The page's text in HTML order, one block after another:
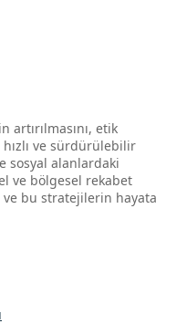
artırılmasını, etik
ve sürdürülebilir
sosyal alanlardaki
ve bölgesel rekabet
ve bu stratejilerin hayata